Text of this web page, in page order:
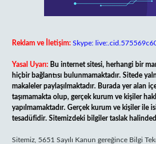
Reklam ve İletişim: Skype:
Yasal Uyarı: Bu internet sitesi, herhangi bir
hiçbir bağlantısı bulunmamaktadır. Sitede
makaleler paylaşılmaktadır. Burada yer alan
taşımamakta olup, gerçek kurum ve kişiler
yapılmamaktadır. Gerçek kurum ve kişiler ile
tesadüfidir. Sitemizdeki bilgiler taslak
Sitemiz, 5651 Sayılı Kanun gereğince Bilgi